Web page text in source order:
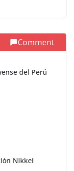
Comment
del Perú
Nikkei